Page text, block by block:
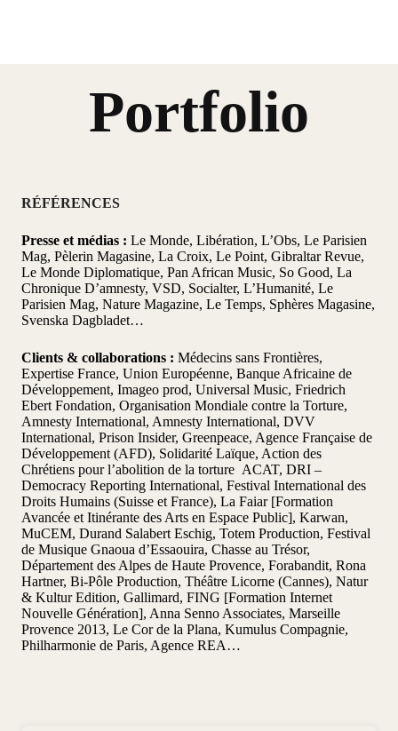
Portfolio
RÉFÉRENCES
Presse et médias : Le Monde, Libération, L’Obs, Le Parisien
Mag, Pèlerin Magasine, La Croix, Le Point, Gibraltar Revue,
Le Monde Diplomatique, Pan African Music, So Good, La
Chronique D’amnesty, VSD, Socialter, L’Humanité, Le
Parisien Mag, Nature Magazine, Le Temps, Sphères Magasine,
Svenska Dagbladet…
Clients & collaborations : Médecins sans Frontières,
Expertise France, Union Européenne, Banque Africaine de
Développement, Imageo prod, Universal Music, Friedrich
Ebert Fondation, Organisation Mondiale contre la Torture,
Amnesty International, Amnesty International, DVV
International, Prison Insider, Greenpeace, Agence Française de
Développement (AFD), Solidarité Laïque, Action des
Chrétiens pour l’abolition de la torture ACAT, DRI –
Democracy Reporting International, Festival International des
Droits Humains (Suisse et France), La Faiar [Formation
Avancée et Itinérante des Arts en Espace Public], Karwan,
MuCEM, Durand Salabert Eschig, Totem Production, Festival
de Musique Gnaoua d’Essaouira, Chasse au Trésor,
Département des Alpes de Haute Provence, Forabandit, Rona
Hartner, Bi-Pôle Production, Théâtre Licorne (Cannes), Natur
& Kultur Edition, Gallimard, FING [Formation Internet
Nouvelle Génération], Anna Senno Associates, Marseille
Provence 2013, Le Cor de la Plana, Kumulus Compagnie,
Philharmonie de Paris, Agence REA…